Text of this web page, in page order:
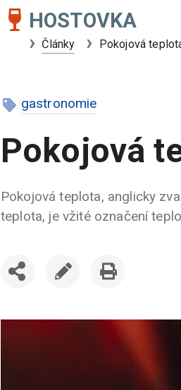
HOSTOVKA
Články Pokojová
gastronomie
Pokojová
Pokojová teplota, anglicky
teplota, je vžité označení